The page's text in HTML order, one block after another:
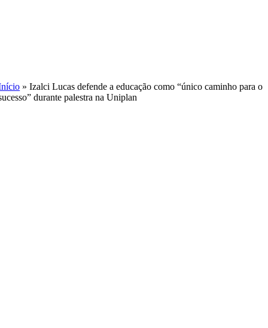
»Izalci Lucas defende a educação como “único caminho para o
durante palestra na Uniplan